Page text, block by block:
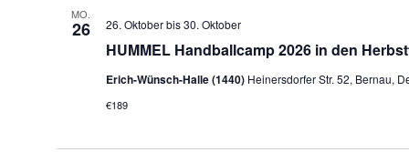
MO.
26
HUMMEL Handballcamp 2026 in den
26. Oktoberbis30. Oktober
Erich-Wünsch-Halle (1440) Heinersdorfer Str. 52, Bernau,
€189